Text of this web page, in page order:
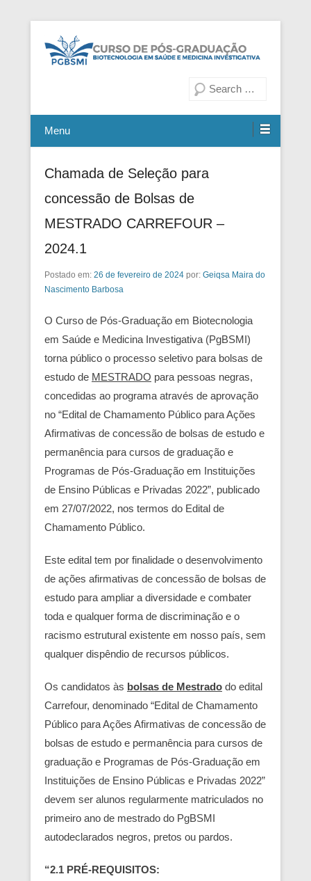
Curso de Pós-Graduação em
Medicina Investigativa
Menu
Chamada de Seleção para
concessão de Bolsas de
MESTRADO CARREFOUR –
2024.1
Postado em: 26 de fevereiro de 2024 por: Geiqsa Maira do
Nascimento Barbosa
O Curso de Pós-Graduação em Biotecnologia
em Saúde e Medicina Investigativa (PgBSMI)
torna público o processo seletivo para bolsas de
estudo de MESTRADO para pessoas negras,
concedidas ao programa através de aprovação
no “Edital de Chamamento Público para Ações
Afirmativas de concessão de bolsas de estudo e
permanência para cursos de graduação e
Programas de Pós-Graduação em Instituições
de Ensino Públicas e Privadas 2022”, publicado
em 27/07/2022, nos termos do Edital de
Chamamento Público.
Este edital tem por finalidade o desenvolvimento
de ações afirmativas de concessão de bolsas de
estudo para ampliar a diversidade e combater
toda e qualquer forma de discriminação e o
racismo estrutural existente em nosso país, sem
qualquer dispêndio de recursos públicos.
Os candidatos às bolsas de Mestrado do edital
Carrefour, denominado “Edital de Chamamento
Público para Ações Afirmativas de concessão de
bolsas de estudo e permanência para cursos de
graduação e Programas de Pós-Graduação em
Instituições de Ensino Públicas e Privadas 2022”
devem ser alunos regularmente matriculados no
primeiro ano de mestrado do PgBSMI
autodeclarados negros, pretos ou pardos.
“2.1 PRÉ-REQUISITOS: